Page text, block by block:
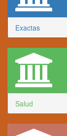
Exactas
Salud